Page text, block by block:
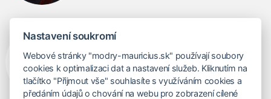
Mgr. Roman Švec
roman@deluxea.cz
+420 724 730 064
Nastavení soukromí
Webové stránky "modry-mauricius.sk" používají soubory
cookies k optimalizaci dat a nastavení služeb. Kliknutím na
tlačítko "Přijmout vše" souhlasíte s využíváním cookies a
předáním údajů o chování na webu pro zobrazení cílené